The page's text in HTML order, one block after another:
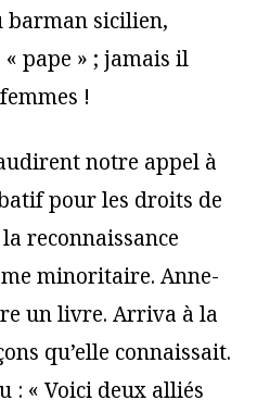
barman sicilien,
pape » ; jamais il
!
notre appel à
pour les droits de
reconnaissance
minoritaire. Anne-
un livre. Arriva à la
qu’elle connaissait.
: « Voici deux alliés